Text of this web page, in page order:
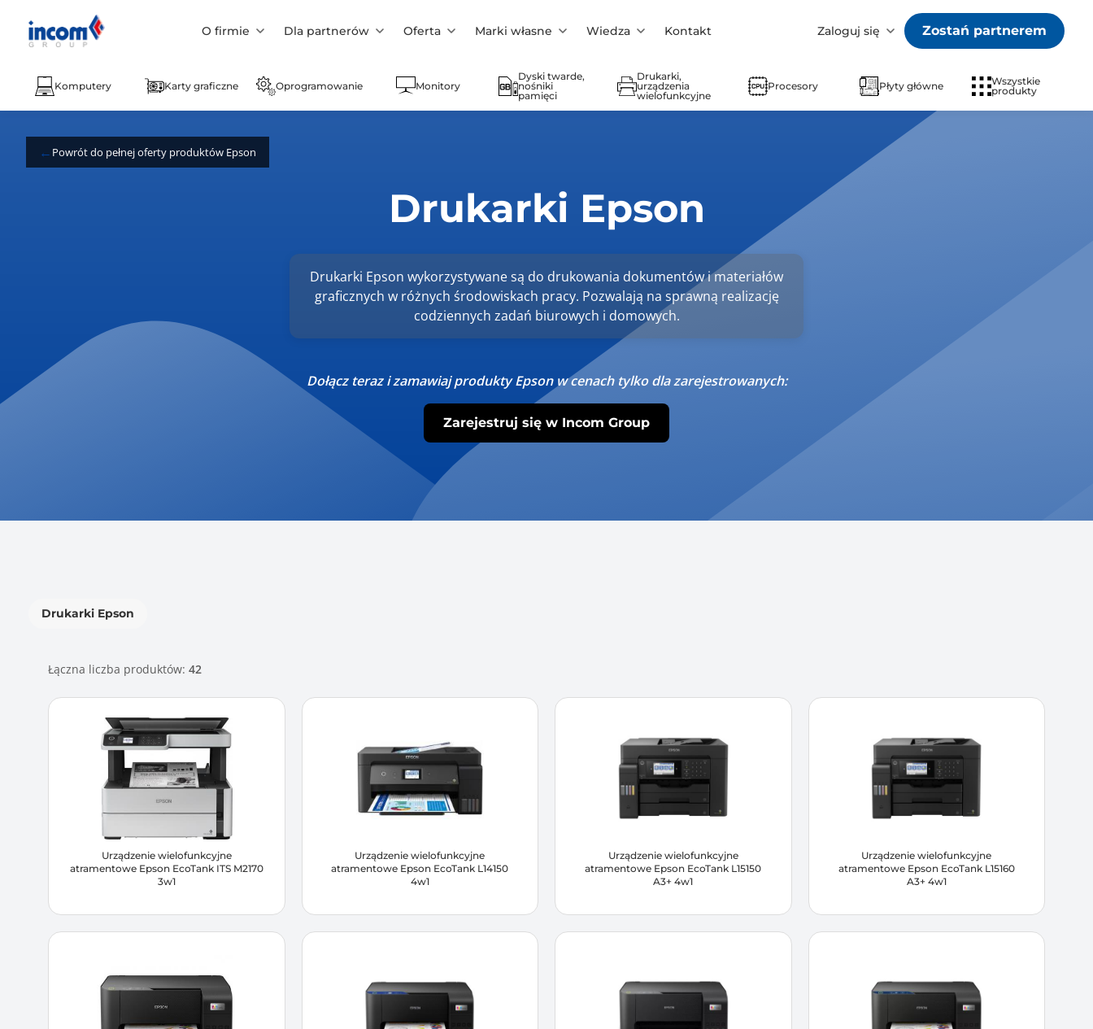
O firmie Dla partnerów Oferta Marki własne Wiedza Kontakt Zaloguj się Zostań partnerem
Komputery Karty graficzne Oprogramowanie Monitory
Dyski twarde,
nośniki
pamięci
Drukarki,
urządzenia
wielofunkcyjne
Procesory Płyty główne
Wszystkie
produkty
Powrót do pełnej oferty produktów Epson
Drukarki Epson
Drukarki Epson wykorzystywane są do drukowania dokumentów i materiałów
graficznych w różnych środowiskach pracy. Pozwalają na sprawną realizację
codziennych zadań biurowych i domowych.
Dołącz teraz i zamawiaj produkty Epson w cenach tylko dla zarejestrowanych:
Zarejestruj się w Incom Group
Drukarki Epson
Łączna liczba produktów: 42
Urządzenie wielofunkcyjne
atramentowe Epson EcoTank ITS M2170
3w1
Urządzenie wielofunkcyjne
atramentowe Epson EcoTank L14150
4w1
Urządzenie wielofunkcyjne
atramentowe Epson EcoTank L15150
A3+ 4w1
Urządzenie wielofunkcyjne
atramentowe Epson EcoTank L15160
A3+ 4w1